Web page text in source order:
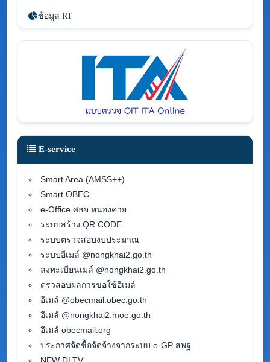
ข้อมูล RT
E-service
Smart Area (AMSS++)
Smart OBEC
e-Office ศธจ.หนองคาย
ระบบสร้าง QR CODE
ระบบตรวจสอบงบประมาณ
ระบบอีเมล์ @nongkhai2.go.th
ลงทะเบียนเมล์ @nongkhai2.go.th
ตรวสอบผลการขอใช้อีเมล์
อีเมล์ @obecmail.obec.go.th
อีเมล์ @nongkhai2.moe.go.th
อีเมล์ obecmail.org
ประกาศจัดซื้อจัดจ้างจากระบบ e-GP สพฐ.